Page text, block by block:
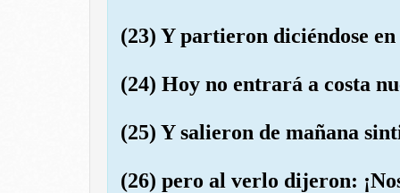
(23) Y partieron diciéndose
(24) Hoy no entrará a costa
(25) Y salieron de mañana
(26) pero al verlo dijeron: